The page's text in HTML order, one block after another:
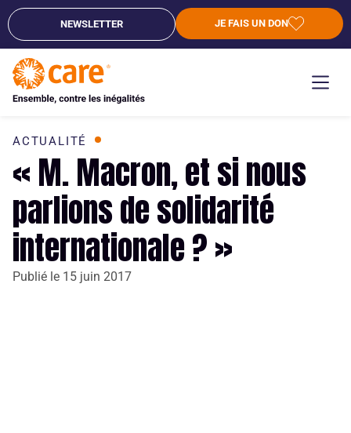
NEWSLETTER JE FAIS UN DON
ACTUALITÉ
« M. Macron, et si nous
parlions de solidarité
internationale ? »
Publié le 15 juin 2017